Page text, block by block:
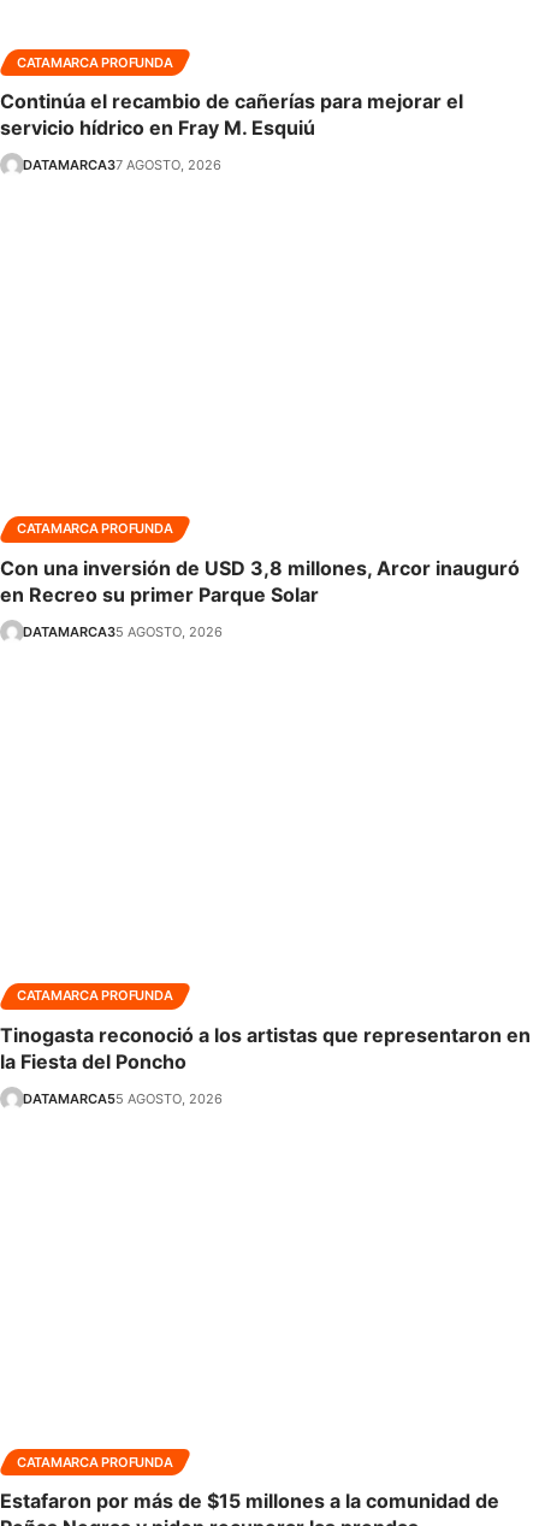
CATAMARCA PROFUNDA
Continúa el recambio de cañerías para mejorar el
servicio hídrico en Fray M. Esquiú
DATAMARCA37 AGOSTO, 2026
CATAMARCA PROFUNDA
Con una inversión de USD 3,8 millones, Arcor inauguró
en Recreo su primer Parque Solar
DATAMARCA35 AGOSTO, 2026
CATAMARCA PROFUNDA
Tinogasta reconoció a los artistas que representaron en
la Fiesta del Poncho
DATAMARCA55 AGOSTO, 2026
CATAMARCA PROFUNDA
Estafaron por más de $15 millones a la comunidad de